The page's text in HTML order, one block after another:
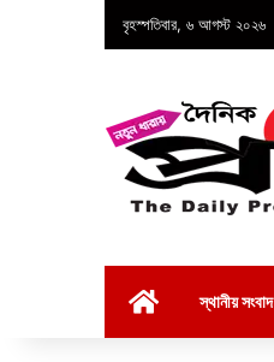
বৃহস্পতিবার, ৬ আগস্ট ২০২৬
স্থানীয় সংবাদ